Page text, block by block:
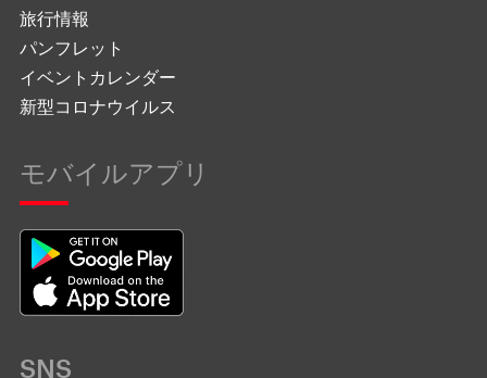
旅行情報
パンフレット
イベントカレンダー
新型コロナウイルス
モバイルアプリ
SNS